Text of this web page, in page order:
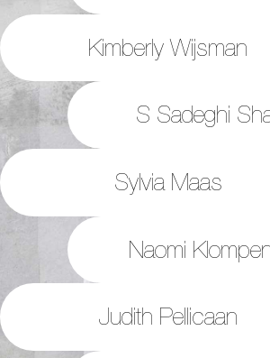
Kimberly Wijsman
S Sadeghi
Sylvia Maas
Naomi
Judith Pellicaan